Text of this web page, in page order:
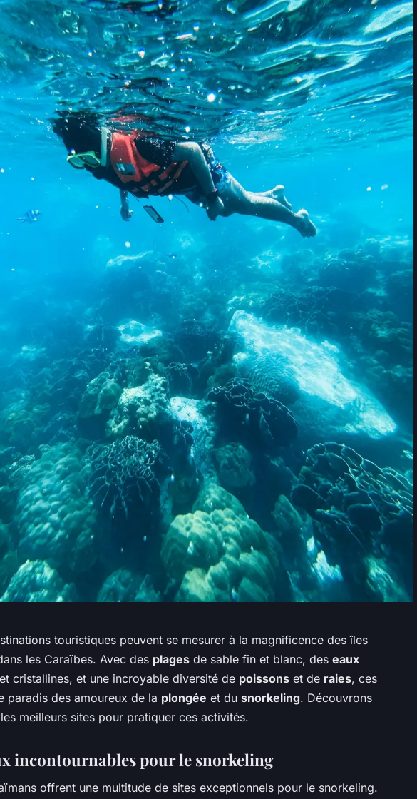
touristiques peuvent se mesurer à la magnificence des îles
les Caraïbes. Avec des plages de sable fin et blanc, des eaux
cristallines, et une incroyable diversité de poissons et de raies, ces
paradis des amoureux de la plongée et du snorkeling. Découvrons
meilleurs sites pour pratiquer ces activités.
incontournables pour le snorkeling
offrent une multitude de sites exceptionnels pour le snorkeling.